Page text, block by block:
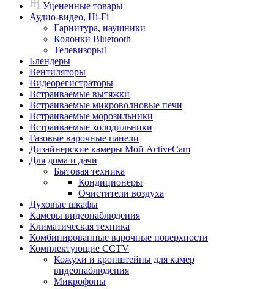
Уцененные товары
Аудио-видео, Hi-Fi
Гарнитура, наушники
Колонки Bluetooth
Телевизоры1
Блендеры
Вентиляторы
Видеорегистраторы
Встраиваемые вытяжки
Встраиваемые микроволновые печи
Встраиваемые морозильники
Встраиваемые холодильники
Газовые варочные панели
Дизайнерские камеры Мой ActiveCam
Для дома и дачи
Бытовая техника
Кондиционеры
Очистители воздуха
Духовые шкафы
Камеры видеонаблюдения
Климатическая техника
Комбинированные варочные поверхности
Комплектующие CCTV
Кожухи и кронштейны для камер
видеонаблюдения
Микрофоны